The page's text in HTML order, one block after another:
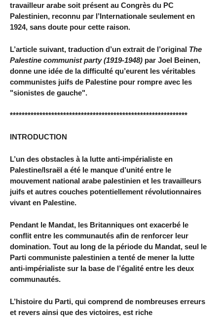
travailleur arabe soit présent au Congrès du PC
Palestinien, reconnu par l’Internationale seulement en
1924, sans doute pour cette raison.
L’article suivant, traduction d’un extrait de l’original The
Palestine communist party (1919-1948) par Joel Beinen,
donne une idée de la difficulté qu’eurent les véritables
communistes juifs de Palestine pour rompre avec les
"sionistes de gauche".
************************************************************
INTRODUCTION
L’un des obstacles à la lutte anti-impérialiste en
Palestine/Israël a été le manque d’unité entre le
mouvement national arabe palestinien et les travailleurs
juifs et autres couches potentiellement révolutionnaires
vivant en Palestine.
Pendant le Mandat, les Britanniques ont exacerbé le
conflit entre les communautés afin de renforcer leur
domination. Tout au long de la période du Mandat, seul le
Parti communiste palestinien a tenté de mener la lutte
anti-impérialiste sur la base de l’égalité entre les deux
communautés.
L’histoire du Parti, qui comprend de nombreuses erreurs
et revers ainsi que des victoires, est riche